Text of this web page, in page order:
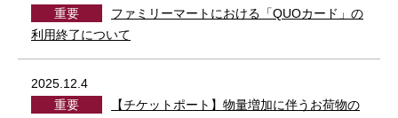
重要
ファミリーマートにおける「QUOカード」の
利用終了について
2025.12.4
重要
【チケットポート】物量増加に伴うお荷物の